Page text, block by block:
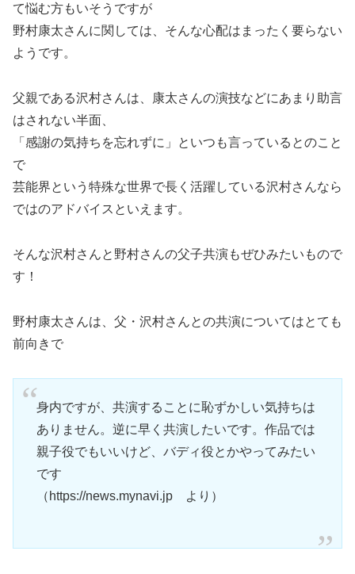
て悩む方もいそうですが
野村康太さんに関しては、そんな心配はまったく要らない
ようです。
父親である沢村さんは、康太さんの演技などにあまり助言
はされない半面、
「感謝の気持ちを忘れずに」といつも言っているとのこと
で
芸能界という特殊な世界で長く活躍している沢村さんなら
ではのアドバイスといえます。
そんな沢村さんと野村さんの父子共演もぜひみたいもので
す！
野村康太さんは、父・沢村さんとの共演についてはとても
前向きで
身内ですが、共演することに恥ずかしい気持ちは
ありません。逆に早く共演したいです。作品では
親子役でもいいけど、バディ役とかやってみたい
です
（https://news.mynavi.jp より）